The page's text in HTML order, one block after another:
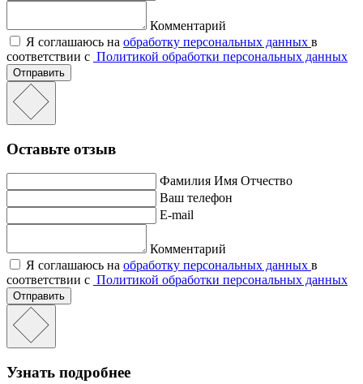
Комментарий
Я соглашаюсь на обработку персональных данных в
соответствии с Политикой обработки персональных данных
Отправить
Оставьте отзыв
Фамилия Имя Отчество
Ваш телефон
E-mail
Комментарий
Я соглашаюсь на обработку персональных данных в
соответствии с Политикой обработки персональных данных
Отправить
Узнать подробнее